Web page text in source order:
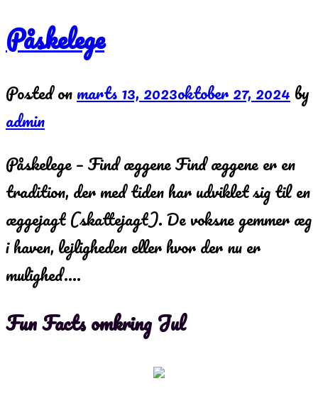
Påskelege
Posted onmarts 13, 2023oktober 27, 2024 by
admin
Påskelege – Find æggene Find æggene er en
tradition, der med tiden har udviklet sig til en
æggejagt (skattejagt). De voksne gemmer æg
i haven, lejligheden eller hvor der nu er
mulighed….
Fun Facts omkring Jul